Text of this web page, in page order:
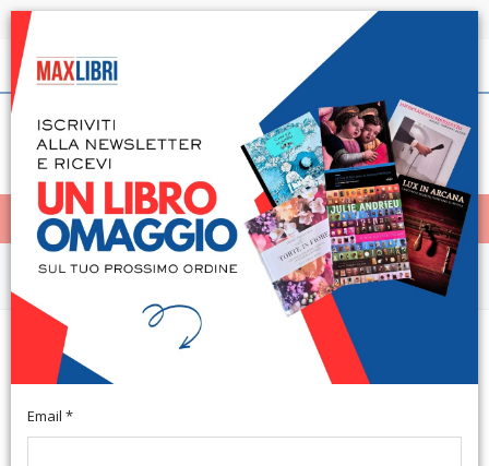
Spedizione in 24h per tutti i libri disponibili
Italiano
< Home
MENÙ
La Principessa Pinky e la Lanterna
dei Colori
Email *